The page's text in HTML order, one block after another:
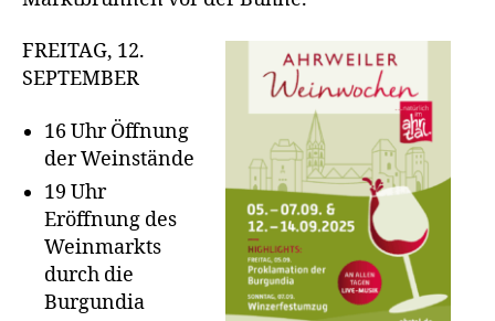
FREITAG, 12.
SEPTEMBER
16 Uhr Öffnung
der Weinstände
19 Uhr
Eröffnung des
Weinmarkts
durch die
Burgundia